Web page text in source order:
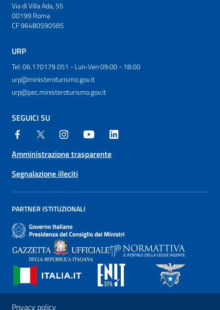
Via di Villa Ada, 55
00199 Roma
CF 96480590585
URP
Tel: 06.170179 051 - Lun-Ven 09:00 - 18:00
urp@ministeroturismo.gov.it
urp@pec.ministeroturismo.gov.it
SEGUICI SU
Amministrazione trasparente
Segnalazione illeciti
PARTNER ISTITUZIONALI
Privacy policy